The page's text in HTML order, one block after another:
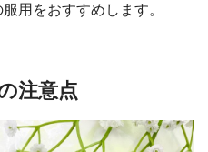
用をおすすめします。
注意点